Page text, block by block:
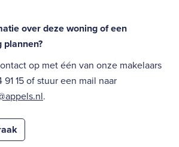
over deze woning of een
plannen?
op met één van onze makelaars
91 15 of stuur een mail naar
.